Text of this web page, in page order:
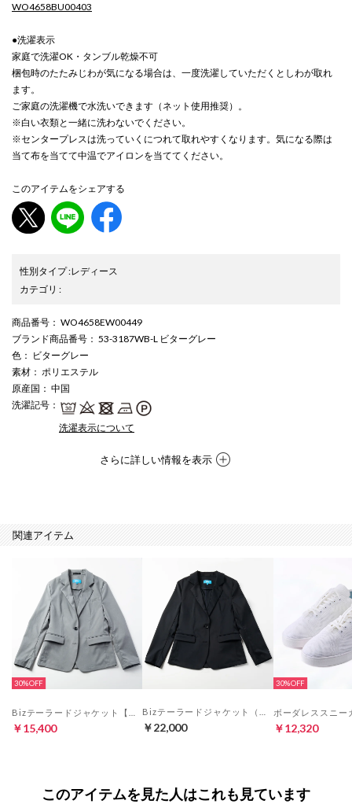
WO4658BU00403
●洗濯表示
家庭で洗濯OK・タンブル乾燥不可
梱包時のたたみじわが気になる場合は、一度洗濯していただくとしわが取れ
ます。
ご家庭の洗濯機で水洗いできます（ネット使用推奨）。
※白い衣類と一緒に洗わないでください。
※センタープレスは洗っていくにつれて取れやすくなります。気になる際は
当て布を当てて中温でアイロンを当ててください。
このアイテムをシェアする
性別タイプ:レディース
カテゴリ :
商品番号 ： WO4658EW00449
ブランド商品番号 ： 53-3187WB-L ビターグレー
色 ： ビターグレー
素材 ： ポリエステル
原産国 ： 中国
洗濯記号 ：
洗濯表示について
さらに詳しい情報を表示
関連アイテム
30%
￥15,400 ￥22,000
30%
￥12,320
このアイテムを見た人はこれも見ています